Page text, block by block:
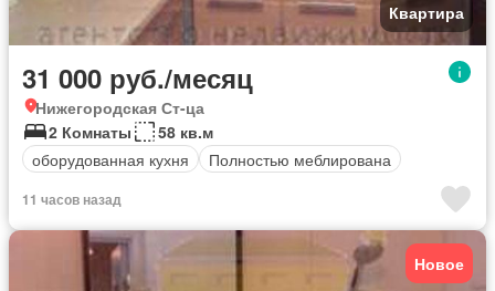
Квартира
31 000 руб./месяц
Нижегородская Ст-ца
2 Комнаты
58 кв.м
оборудованная кухня
Полностью меблирована
11 часов назад
Новое